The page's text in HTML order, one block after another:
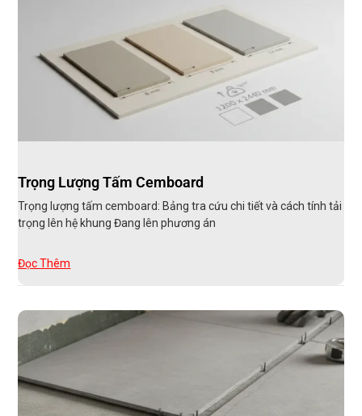
Trọng Lượng Tấm Cemboard
Trọng lượng tấm cemboard: Bảng tra cứu chi tiết và cách tính tải
trọng lên hệ khung Đang lên phương án
Đọc Thêm